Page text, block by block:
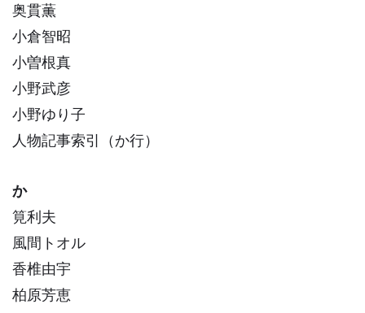
奥貫薫
小倉智昭
小曽根真
小野武彦
小野ゆり子
人物記事索引（か行）
か
筧利夫
風間トオル
香椎由宇
柏原芳恵